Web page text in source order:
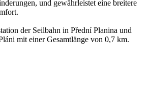
und gewährleistet eine breitere
der Seilbahn in Přední Planina und
mit einer Gesamtlänge von 0,7 km.